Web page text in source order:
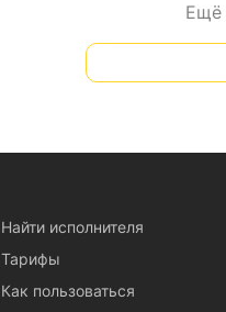
Ещё
Найти исполнителя
Тарифы
Как пользоваться